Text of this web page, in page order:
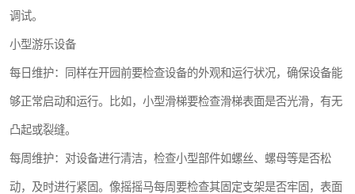
调试。
小型游乐设备
每日维护：同样在开园前要检查设备的外观和运行状况，确保设备能
够正常启动和运行。比如，小型滑梯要检查滑梯表面是否光滑，有无
凸起或裂缝。
每周维护：对设备进行清洁，检查小型部件如螺丝、螺母等是否松
动，及时进行紧固。像摇摇马每周要检查其固定支架是否牢固，表面